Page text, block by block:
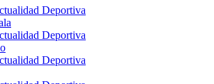
Deportiva
Deportiva
Deportiva